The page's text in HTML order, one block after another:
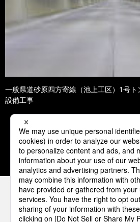
一般県道砂原四方寄線（池上工区）1号
設備工事
1 2 3 4
パナソニックの電気設備